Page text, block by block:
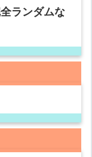
ランダムな